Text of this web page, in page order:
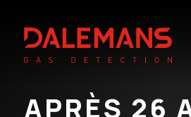
APRÈS 26